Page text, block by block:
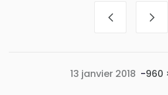
13 janvier 2018 -Full
960